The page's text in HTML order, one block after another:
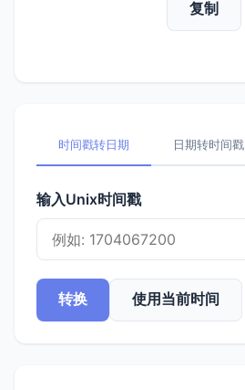
复制
时间戳转日期 日期转时间戳
输入Unix时间戳
转换 使用当前时间